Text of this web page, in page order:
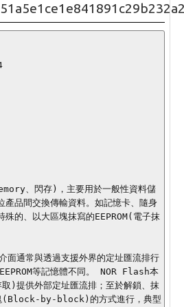
、閃存)，主要用於一般性資料儲
產品間交換傳輸資料。如記憶卡、隨身
殊的、以大區塊抹寫的EEPROM(電子抹
面通常與透過支援外界的定址匯流排行
EEPROM等記憶體不同。 NOR Flash本
)提供外部定址匯流排；至於解鎖、抹
(Block-by-block)的方式進行，典型